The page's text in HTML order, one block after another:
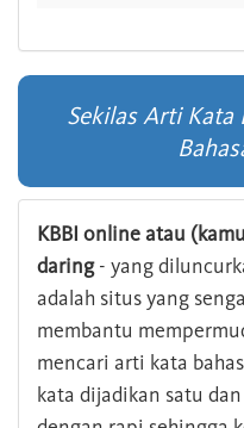
Sekilas Arti Kata
KBBI online atau
daring- yang
adalah situs yang
membantu
mencari arti kata
kata dijadikan satu